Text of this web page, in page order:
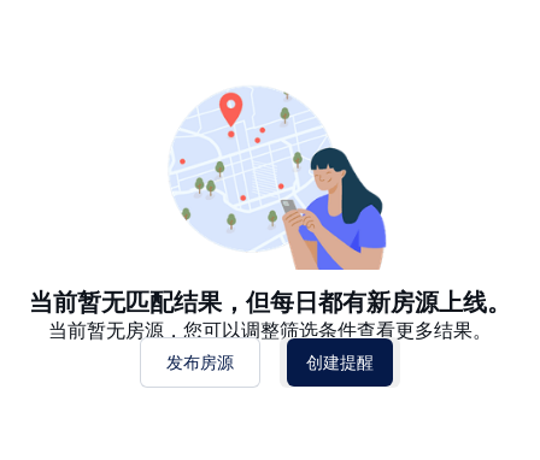
当前暂无匹配结果，但每日都有新房源上线。
当前暂无房源，您可以调整筛选条件查看更多结果。
发布房源 创建提醒